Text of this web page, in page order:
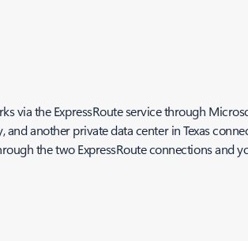
via the ExpressRoute service through
another private data center in Texas
the two ExpressRoute connections and